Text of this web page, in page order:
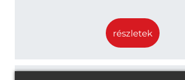
részletek